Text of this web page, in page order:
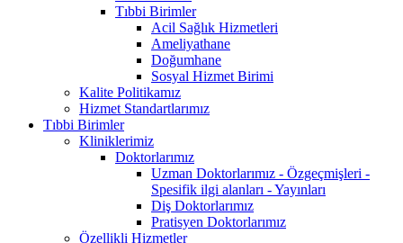
Tıbbi Birimler
Acil Sağlık Hizmetleri
Ameliyathane
Doğumhane
Sosyal Hizmet Birimi
Kalite Politikamız
Hizmet Standartlarımız
Tıbbi Birimler
Kliniklerimiz
Doktorlarımız
Uzman Doktorlarımız - Özgeçmişleri -
Spesifik ilgi alanları - Yayınları
Diş Doktorlarımız
Pratisyen Doktorlarımız
Özellikli Hizmetler